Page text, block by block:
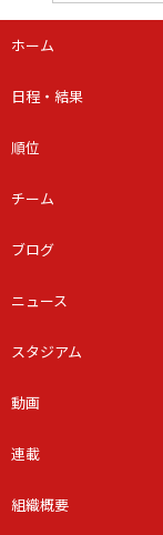
ホーム
日程・結果
順位
チーム
ブログ
ニュース
スタジアム
動画
連載
組織概要